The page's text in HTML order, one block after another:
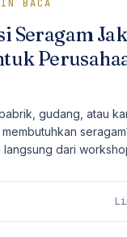
BACA
Seragam
gudang, atau
langsung dari